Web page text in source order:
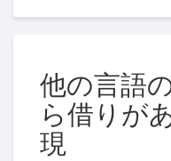
他の言語
ら借りが
現